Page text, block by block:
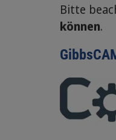
Bitte
können.